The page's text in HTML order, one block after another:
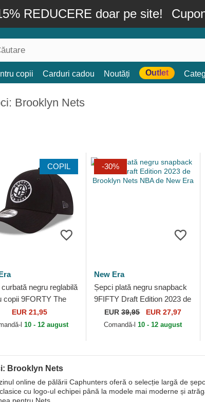
REDUCERE doar pe site!
copii Carduri cadou Noutăți Outlet
Brooklyn Nets
COPIL
negru reglabilă
copii 9FORTY The
de Brooklyn Nets
New Era
EUR 21,95
l10 - 12 august
-30%
New Era
Șepci plată negru snapback
9FIFTY Draft Edition 2023 de
Brooklyn Nets NBA de New
Era
EUR39,95 EUR 27,97
Comandă-l10 - 12 august
Brooklyn Nets
online de pălării Caphunters oferă o selecție largă de
cu logo-ul echipei până la modele mai moderne și